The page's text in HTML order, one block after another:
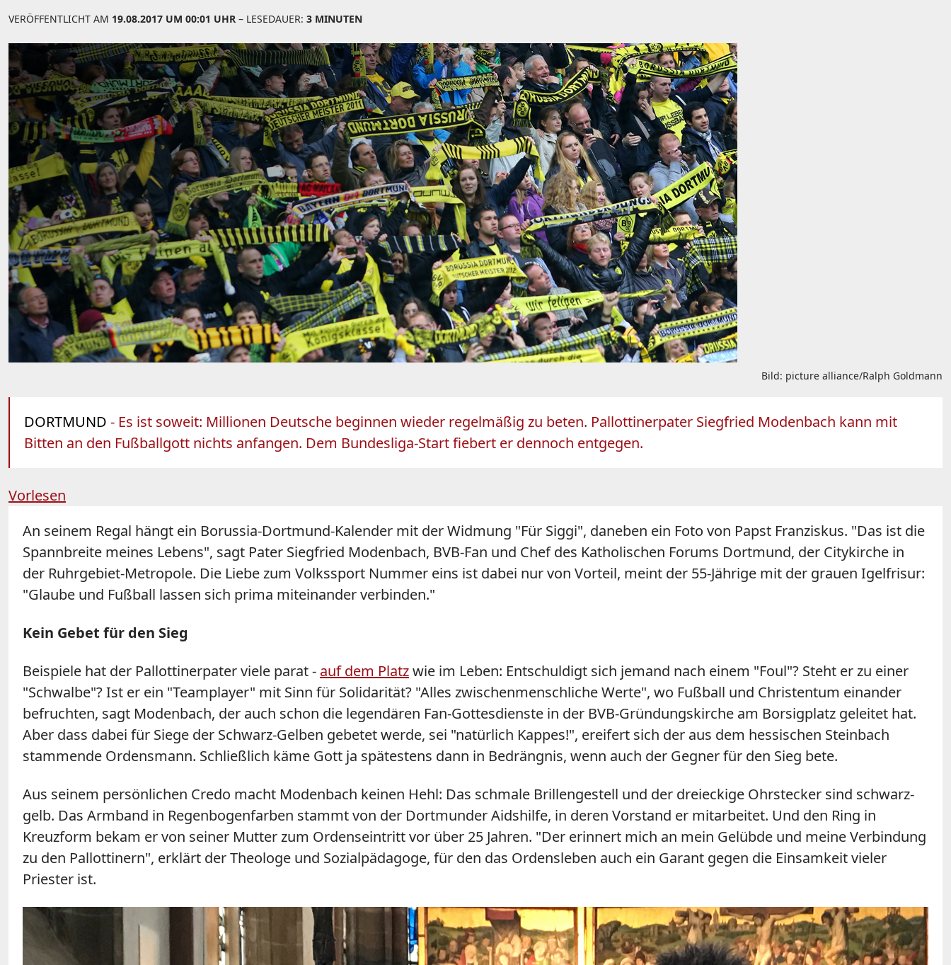
VERÖFFENTLICHT AM 19.08.2017 UM 00:01 UHR – LESEDAUER: 3 MINUTEN
Bild: picture alliance/Ralph Goldmann
DORTMUND - Es ist soweit: Millionen Deutsche beginnen wieder regelmäßig zu beten. Pallottinerpater Siegfried Modenbach kann mit
Bitten an den Fußballgott nichts anfangen. Dem Bundesliga-Start fiebert er dennoch entgegen.
Vorlesen
An seinem Regal hängt ein Borussia-Dortmund-Kalender mit der Widmung "Für Siggi", daneben ein Foto von Papst Franziskus. "Das ist die
Spannbreite meines Lebens", sagt Pater Siegfried Modenbach, BVB-Fan und Chef des Katholischen Forums Dortmund, der Citykirche in
der Ruhrgebiet-Metropole. Die Liebe zum Volkssport Nummer eins ist dabei nur von Vorteil, meint der 55-Jährige mit der grauen Igelfrisur:
"Glaube und Fußball lassen sich prima miteinander verbinden."
Kein Gebet für den Sieg
Beispiele hat der Pallottinerpater viele parat - auf dem Platzwie im Leben: Entschuldigt sich jemand nach einem "Foul"? Steht er zu einer
"Schwalbe"? Ist er ein "Teamplayer" mit Sinn für Solidarität? "Alles zwischenmenschliche Werte", wo Fußball und Christentum einander
befruchten, sagt Modenbach, der auch schon die legendären Fan-Gottesdienste in der BVB-Gründungskirche am Borsigplatz geleitet hat.
Aber dass dabei für Siege der Schwarz-Gelben gebetet werde, sei "natürlich Kappes!", ereifert sich der aus dem hessischen Steinbach
stammende Ordensmann. Schließlich käme Gott ja spätestens dann in Bedrängnis, wenn auch der Gegner für den Sieg bete.
Aus seinem persönlichen Credo macht Modenbach keinen Hehl: Das schmale Brillengestell und der dreieckige Ohrstecker sind schwarz-
gelb. Das Armband in Regenbogenfarben stammt von der Dortmunder Aidshilfe, in deren Vorstand er mitarbeitet. Und den Ring in
Kreuzform bekam er von seiner Mutter zum Ordenseintritt vor über 25 Jahren. "Der erinnert mich an mein Gelübde und meine Verbindung
zu den Pallottinern", erklärt der Theologe und Sozialpädagoge, für den das Ordensleben auch ein Garant gegen die Einsamkeit vieler
Priester ist.